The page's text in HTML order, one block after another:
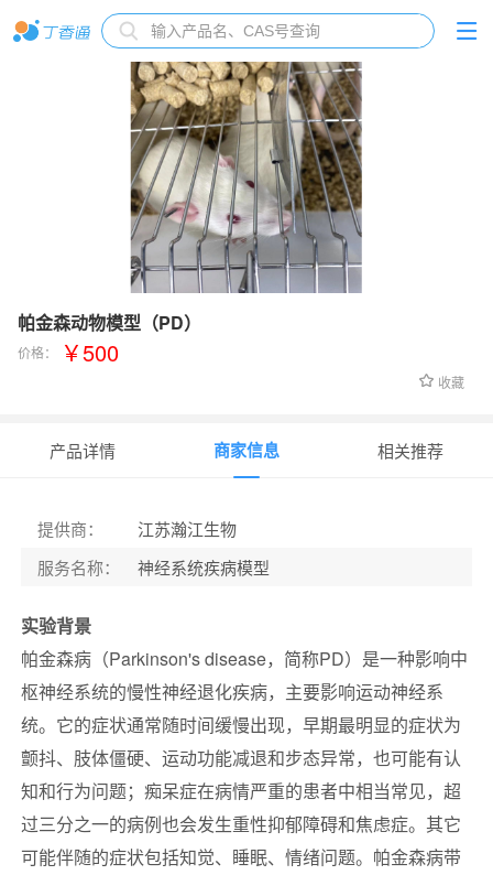
帕金森动物模型（PD）
价格： ￥500
收藏
产品详情 商家信息 相关推荐
提供商：
江苏瀚江生物
服务名称： 神经系统疾病模型
实验背景
帕金森病（Parkinson's disease，简称PD）是一种影响中
枢神经系统的慢性神经退化疾病，主要影响运动神经系
统。它的症状通常随时间缓慢出现，早期最明显的症状为
颤抖、肢体僵硬、运动功能减退和步态异常，也可能有认
知和行为问题；痴呆症在病情严重的患者中相当常见，超
过三分之一的病例也会发生重性抑郁障碍和焦虑症。其它
可能伴随的症状包括知觉、睡眠、情绪问题。帕金森病带